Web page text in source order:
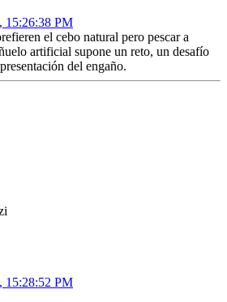
15:26:38 PM
el cebo natural pero pescar a
artificial supone un reto, un desafío
del engaño.
15:28:52 PM